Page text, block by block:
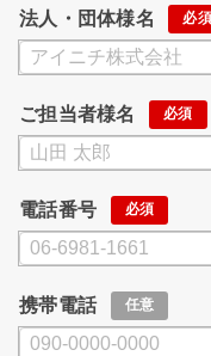
法人・団体様名
ご担当者様名
電話番号
携帯電話